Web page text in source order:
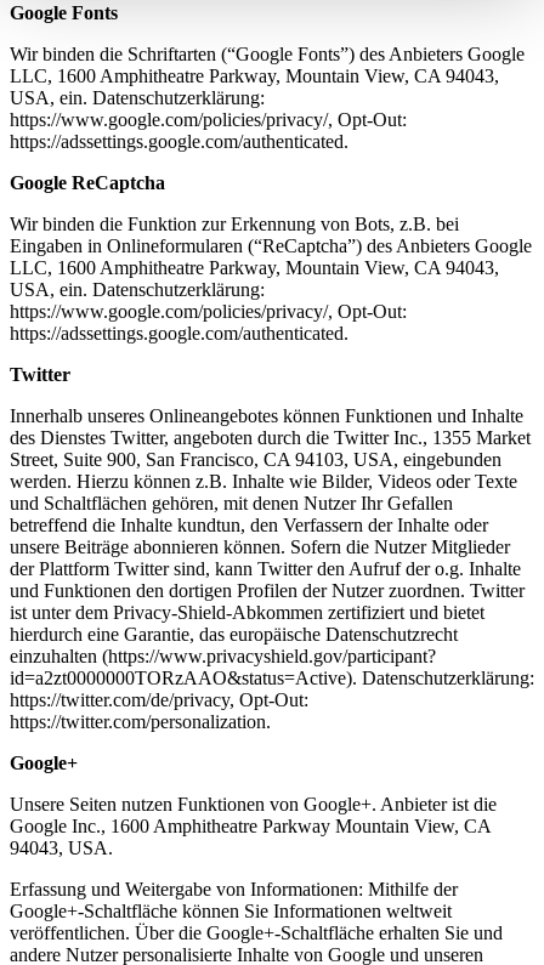
Google Fonts
Wir binden die Schriftarten (“Google Fonts”) des Anbieters Google
LLC, 1600 Amphitheatre Parkway, Mountain View, CA 94043,
USA, ein. Datenschutzerklärung:
https://www.google.com/policies/privacy/, Opt-Out:
https://adssettings.google.com/authenticated.
Google ReCaptcha
Wir binden die Funktion zur Erkennung von Bots, z.B. bei
Eingaben in Onlineformularen (“ReCaptcha”) des Anbieters Google
LLC, 1600 Amphitheatre Parkway, Mountain View, CA 94043,
USA, ein. Datenschutzerklärung:
https://www.google.com/policies/privacy/, Opt-Out:
https://adssettings.google.com/authenticated.
Twitter
Innerhalb unseres Onlineangebotes können Funktionen und Inhalte
des Dienstes Twitter, angeboten durch die Twitter Inc., 1355 Market
Street, Suite 900, San Francisco, CA 94103, USA, eingebunden
werden. Hierzu können z.B. Inhalte wie Bilder, Videos oder Texte
und Schaltflächen gehören, mit denen Nutzer Ihr Gefallen
betreffend die Inhalte kundtun, den Verfassern der Inhalte oder
unsere Beiträge abonnieren können. Sofern die Nutzer Mitglieder
der Plattform Twitter sind, kann Twitter den Aufruf der o.g. Inhalte
und Funktionen den dortigen Profilen der Nutzer zuordnen. Twitter
ist unter dem Privacy-Shield-Abkommen zertifiziert und bietet
hierdurch eine Garantie, das europäische Datenschutzrecht
einzuhalten (https://www.privacyshield.gov/participant?
id=a2zt0000000TORzAAO&status=Active). Datenschutzerklärung:
https://twitter.com/de/privacy, Opt-Out:
https://twitter.com/personalization.
Google+
Unsere Seiten nutzen Funktionen von Google+. Anbieter ist die
Google Inc., 1600 Amphitheatre Parkway Mountain View, CA
94043, USA.
Erfassung und Weitergabe von Informationen: Mithilfe der
Google+-Schaltfläche können Sie Informationen weltweit
veröffentlichen. Über die Google+-Schaltfläche erhalten Sie und
andere Nutzer personalisierte Inhalte von Google und unseren